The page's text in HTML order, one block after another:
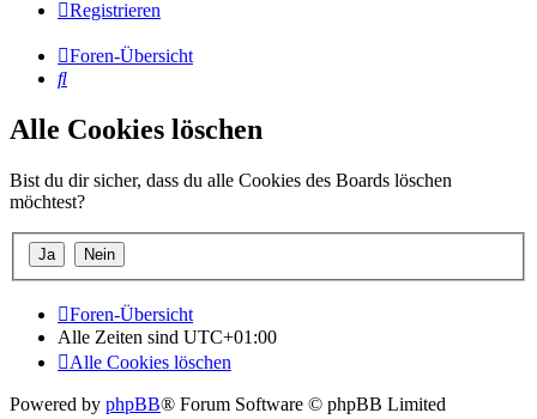
Registrieren
Foren-Übersicht
Suche
Alle Cookies löschen
Bist du dir sicher, dass du alle Cookies des Boards löschen
möchtest?
Foren-Übersicht
Alle Zeiten sind UTC+01:00
Alle Cookies löschen
Powered by phpBB® Forum Software © phpBB Limited